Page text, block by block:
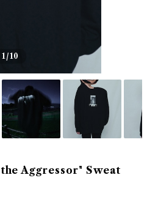
1/10
Aggressor" Sweat